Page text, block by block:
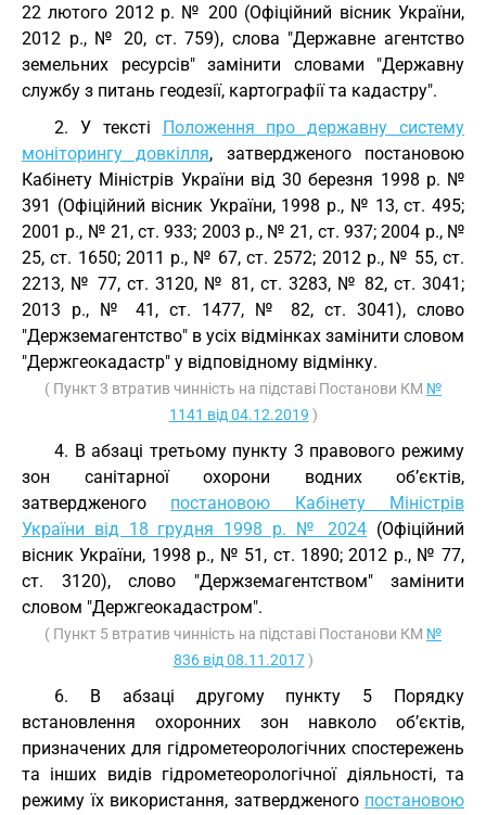
22 лютого 2012 р. № 200 (Офіційний вісник України,
2012 р., № 20, ст. 759), слова "Державне агентство
земельних ресурсів" замінити словами "Державну
службу з питань геодезії, картографії та кадастру".
2. У тексті Положення про державну систему
моніторингу довкілля, затвердженого постановою
Кабінету Міністрів України від 30 березня 1998 р. №
391 (Офіційний вісник України, 1998 р., № 13, ст. 495;
2001 р., № 21, ст. 933; 2003 р., № 21, ст. 937; 2004 р., №
25, ст. 1650; 2011 р., № 67, ст. 2572; 2012 р., № 55, ст.
2213, № 77, ст. 3120, № 81, ст. 3283, № 82, ст. 3041;
2013 р., № 41, ст. 1477, № 82, ст. 3041), слово
"Держземагентство" в усіх відмінках замінити словом
"Держгеокадастр" у відповідному відмінку.
( Пункт 3 втратив чинність на підставі Постанови КМ №
1141 від 04.12.2019 )
4. В абзаці третьому пункту 3 правового режиму
зон санітарної охорони водних об’єктів,
затвердженого постановою Кабінету Міністрів
України від 18 грудня 1998 р. № 2024 (Офіційний
вісник України, 1998 р., № 51, ст. 1890; 2012 р., № 77,
ст. 3120), слово "Держземагентством" замінити
словом "Держгеокадастром".
( Пункт 5 втратив чинність на підставі Постанови КМ №
836 від 08.11.2017)
6. В абзаці другому пункту 5 Порядку
встановлення охоронних зон навколо об’єктів,
призначених для гідрометеорологічних спостережень
та інших видів гідрометеорологічної діяльності, та
режиму їх використання, затвердженого постановою